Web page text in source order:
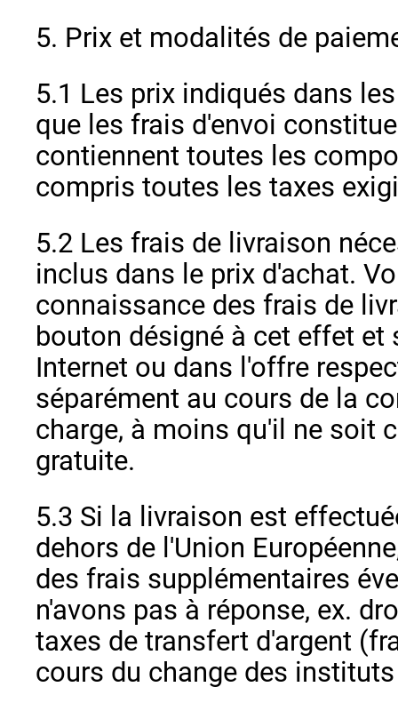
5. Prix et modalités de
5.1 Les prix indiqués dans
que les frais d'envoi
contiennent toutes les
compris toutes les taxes
5.2 Les frais de livraison
inclus dans le prix d'achat.
connaissance des frais de
bouton désigné à cet effet et
Internet ou dans l'offre
séparément au cours de la
charge, à moins qu'il ne soit
gratuite.
5.3 Si la livraison est
dehors de l'Union
des frais supplémentaires
n'avons pas à réponse, ex.
taxes de transfert d'argent
cours du change des